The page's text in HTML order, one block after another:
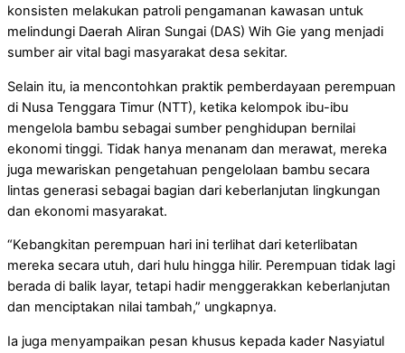
konsisten melakukan patroli pengamanan kawasan untuk
melindungi Daerah Aliran Sungai (DAS) Wih Gie yang menjadi
sumber air vital bagi masyarakat desa sekitar.
Selain itu, ia mencontohkan praktik pemberdayaan perempuan
di Nusa Tenggara Timur (NTT), ketika kelompok ibu-ibu
mengelola bambu sebagai sumber penghidupan bernilai
ekonomi tinggi. Tidak hanya menanam dan merawat, mereka
juga mewariskan pengetahuan pengelolaan bambu secara
lintas generasi sebagai bagian dari keberlanjutan lingkungan
dan ekonomi masyarakat.
“Kebangkitan perempuan hari ini terlihat dari keterlibatan
mereka secara utuh, dari hulu hingga hilir. Perempuan tidak lagi
berada di balik layar, tetapi hadir menggerakkan keberlanjutan
dan menciptakan nilai tambah,” ungkapnya.
Ia juga menyampaikan pesan khusus kepada kader Nasyiatul